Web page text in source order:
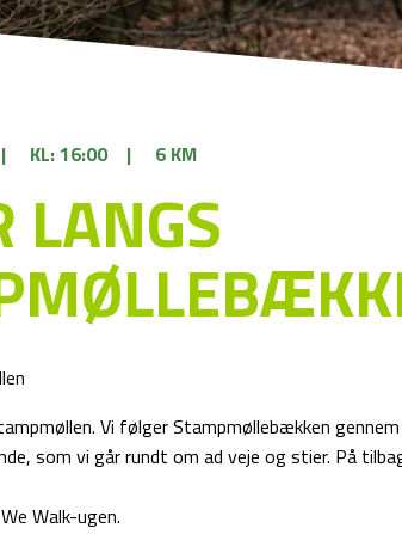
| KL: 16:00 | 6 KM
LANGS
Vi følger Stampmøllebækken
som vi går rundt om ad veje og stier. På
Walk-ugen.